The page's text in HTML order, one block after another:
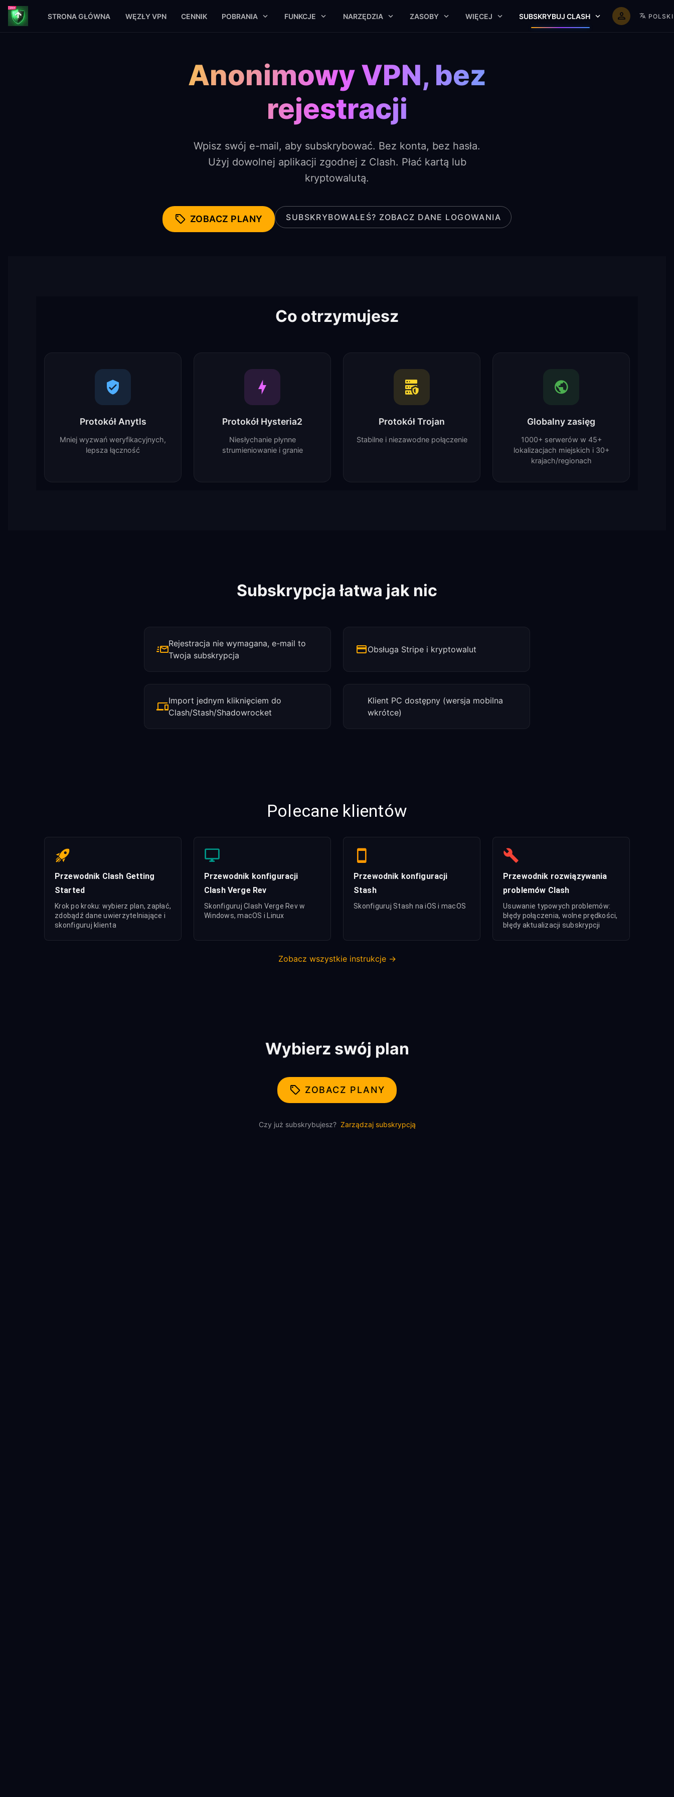
STRONA GŁÓWNA WĘZŁY VPN CENNIK POBRANIA FUNKCJE NARZĘDZIA ZASOBY WIĘCEJ SUBSKRYBUJ CLASH POLSKI
Anonimowy VPN, bez
rejestracji
Wpisz swój e-mail, aby subskrybować. Bez konta, bez hasła.
Użyj dowolnej aplikacji zgodnej z Clash. Płać kartą lub
kryptowalutą.
ZOBACZ PLANY SUBSKRYBOWAŁEŚ? ZOBACZ DANE LOGOWANIA
Co otrzymujesz
Protokół Anytls
Mniej wyzwań weryfikacyjnych,
lepsza łączność
Protokół Hysteria2
Niesłychanie płynne
strumieniowanie i granie
Protokół Trojan
Stabilne i niezawodne połączenie
Globalny zasięg
1000+ serwerów w 45+
lokalizacjach miejskich i 30+
krajach/regionach
Subskrypcja łatwa jak nic
Rejestracja nie wymagana, e-mail to
Twoja subskrypcja
Obsługa Stripe i kryptowalut
Import jednym kliknięciem do
Clash/Stash/Shadowrocket
Klient PC dostępny (wersja mobilna
wkrótce)
Polecane klientów
Przewodnik Clash Getting
Started
Krok po kroku: wybierz plan, zapłać,
zdobądź dane uwierzytelniające i
skonfiguruj klienta
Przewodnik konfiguracji
Clash Verge Rev
Skonfiguruj Clash Verge Rev w
Windows, macOS i Linux
Przewodnik konfiguracji
Stash
Skonfiguruj Stash na iOS i macOS
Przewodnik rozwiązywania
problemów Clash
Usuwanie typowych problemów:
błędy połączenia, wolne prędkości,
błędy aktualizacji subskrypcji
Zobacz wszystkie instrukcje →
Wybierz swój plan
ZOBACZ PLANY
Czy już subskrybujesz? Zarządzaj subskrypcją